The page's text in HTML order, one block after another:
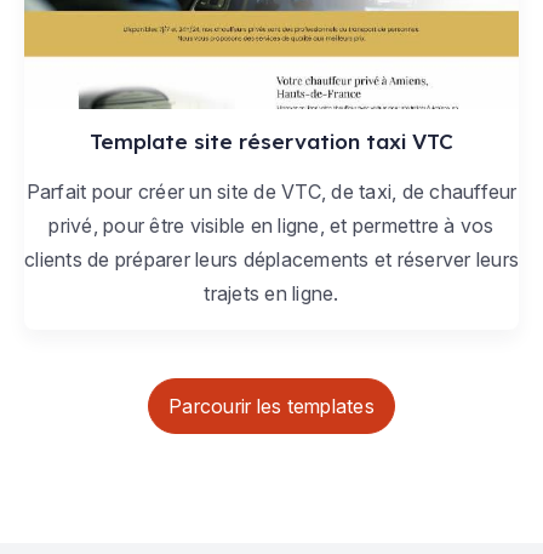
Template site réservation taxi VTC
Parfait pour créer un site de VTC, de taxi, de chauffeur
privé, pour être visible en ligne, et permettre à vos
clients de préparer leurs déplacements et réserver leurs
trajets en ligne.
Parcourir les templates